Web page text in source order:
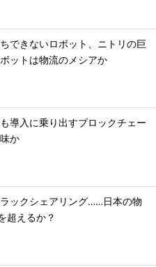
できないロボット、ニトリの巨
ットは物流のメシアか
導入に乗り出すブロックチェー
か
ックシェアリング……日本の物
超えるか？